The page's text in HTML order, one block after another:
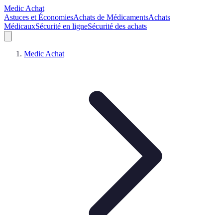
Medic Achat
Astuces et ÉconomiesAchats de MédicamentsAchats
MédicauxSécurité en ligneSécurité des achats
Medic Achat